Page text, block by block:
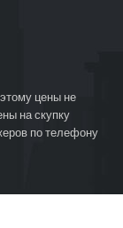
цены не
на скупку
по телефону